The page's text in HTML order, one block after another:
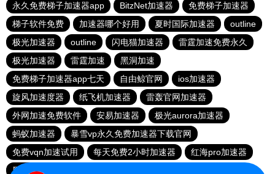
永久免费梯子加速器app
BitzNet加速器
免费梯子加速器
梯子软件免费
加速器哪个好用 夏时国际加速器
outline
极光加速器
outline 闪电猫加速器
雷霆加速免费永久
极光加速器
雷霆加速
黑洞加速
免费梯子加速器app七天
自由鲸官网
ios加速器
旋风加速度器
纸飞机加速器
雷轰官网加速器
外网加速免费软件
安易加速器
极光aurora加速器
蚂蚁加速器
暴雪vp永久免费加速器下载官网
免费vqn加速试用
每天免费2小时加速器
红海pro加速器
黑洞官网